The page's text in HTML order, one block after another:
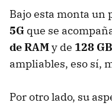
Bajo esta monta un
5G que se
de RAMy de 128
ampliables, eso sí,
Por otro lado, su